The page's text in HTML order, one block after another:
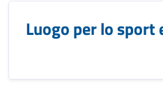
Luogo per lo sport